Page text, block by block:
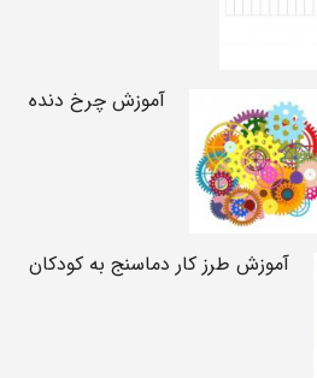
آموزش چرخ دنده
آموزش طرز کار دماسنج به کودکان